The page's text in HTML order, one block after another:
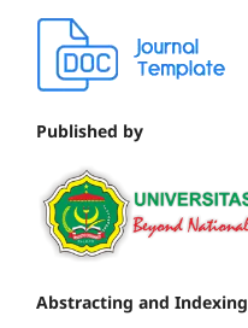
Published by
Abstracting and Indexing